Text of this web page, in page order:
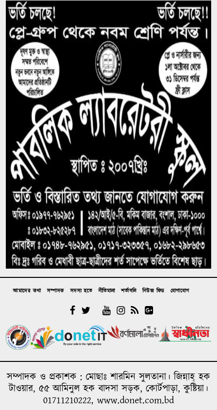
যুবলীগ নেতার বাড়িতে হামলা-লুটপাটে গিয়ে জনতার
প্রতিরোধে হাত খোয়ানো বিএনপি নেতা কীভাবে ‘জুলাই
যোদ্ধা’?
রাশেদ: জুলাইর সঙ্গে প্রথম বেইমানি করেন জামায়াত
আমির, ক্ষমতায় যেতে অন্যায়, মিথ্যাচার ও মোনাফেকি
করেছেন
আন্তর্জাতিক আদিবাসী দিবস ২০২৬: বৈচিত্র্যের সম্মান ও
সমঅধিকারের বাংলাদেশ চাই
দল ক্ষমতা হারালে সবার আগে পিছটান দেন তারকা
রাজনীতিবিদ’রা, দু’দিনের রাজনীতিবিদ সাকিব কেন
ব্যাতিক্রম?
রাজনৈতিক অবস্থানের কারণে সাকিবের দেশে ফেরার আর
সুযোগ নেই: আমিনুল
শেখ হাসিনার সংবাদ সম্মেলনের প্রতিক্রিয়ায় নওফেলের
বাড়িতে ককটেল ও অগ্নিসংযোগ
কুটির, মাইক্রো, ক্ষুদ্র ও মাঝারি শিল্প খাতে ঋণ কমে গেছে,
হুমকিতে কর্মসংস্থান ও প্রবৃদ্ধি
আমাদের কথা সম্পাদক সদস্য হতে নীতিমালা শর্তাবলি নিউজ ফিড যোগাযোগ
সম্পাদক ও প্রকাশক : মোছাঃ শারমিন সুলতানা। জিন্নাহ্ হক
টাওয়ার, ৫৫ আমিনুল হক বাদসা সড়ক, কোর্টপাড়া, কুষ্টিয়া।
01711210222, www.donet.com.bd